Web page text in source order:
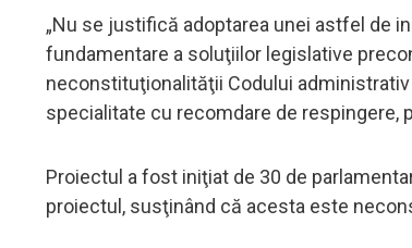
„Nu se justifică adoptarea unei astfel de
fundamentare a soluţiilor legislative
neconstituţionalităţii Codului
specialitate cu recomdare de respingere,
Proiectul a fost iniţiat de 30 de
proiectul, susţinând că acesta este